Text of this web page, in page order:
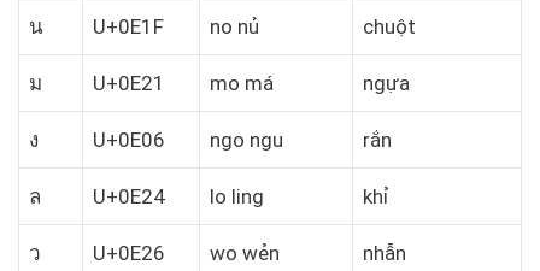
น U+0E1F no nủ chuột
ม U+0E21 mo má ngựa
ง U+0E06 ngo ngu rắn
ล U+0E24 lo ling khỉ
ว U+0E26 wo wẻn nhẫn